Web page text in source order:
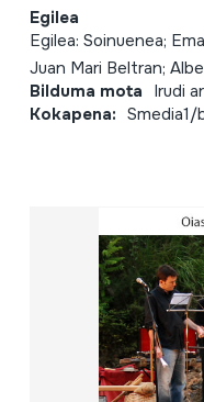
Egilea
Egilea: Soinuenea;
Juan Mari Beltran;
Bilduma mota Irudi
Kokapena: Smedia1/